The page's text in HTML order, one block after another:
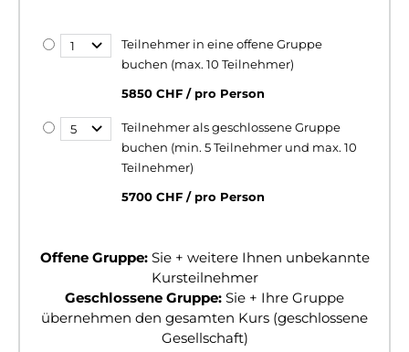
Teilnehmer in eine offene Gruppe
buchen (max. 10 Teilnehmer)
5850 CHF / pro Person
Teilnehmer als geschlossene Gruppe
buchen (min. 5 Teilnehmer und max. 10
Teilnehmer)
5700 CHF / pro Person
Offene Gruppe:Sie + weitere Ihnen unbekannte
Kursteilnehmer
Geschlossene Gruppe: Sie + Ihre Gruppe
übernehmen den gesamten Kurs (geschlossene
Gesellschaft)